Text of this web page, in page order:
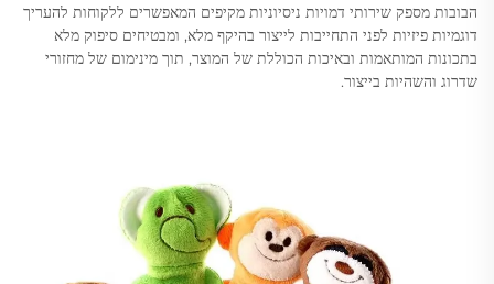
הבובות מספק שירותי דמויות ניסיוניות מקיפים המאפשרים ללקוחות להעריך
דוגמיות פיזיות לפני התחייבות לייצור בהיקף מלא, ומבטיחים סיפוק מלא
בתכונות המותאמות ובאיכות הכוללת של המוצר, תוך מינימום של מחזורי
שדרוג והשהיות בייצור.